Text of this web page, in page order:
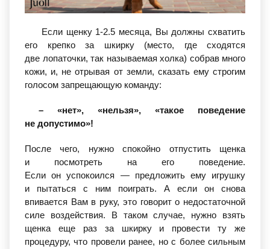
Если щенку 1-2.5 месяца, Вы должны схватить
его крепко за шкирку
(место, где сходятся
две лопаточки, так называемая холка) собрав много
кожи, и, не отрывая от земли, сказать ему строгим
голосом запрещающую команду:
– «нет», «нельзя», «такое поведение
не допустимо»!
После чего, нужно спокойно отпустить щенка
и посмотреть на его поведение.
Если он успокоился — предложить ему игрушку
и пытаться с ним поиграть. А если он снова
впивается Вам в руку, это говорит о недостаточной
силе воздействия. В таком случае, нужно взять
щенка еще раз за шкирку и провести ту же
процедуру, что провели ранее, но с более сильным